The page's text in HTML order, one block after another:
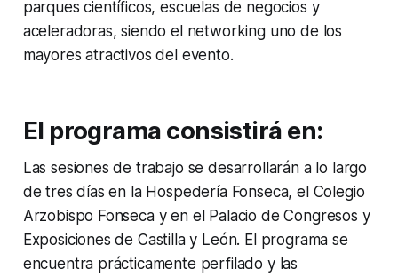
parques científicos, escuelas de negocios y
aceleradoras, siendo el networking uno de los
mayores atractivos del evento.
El programa consistirá en:
Las sesiones de trabajo se desarrollarán a lo largo
de tres días en la Hospedería Fonseca, el Colegio
Arzobispo Fonseca y en el Palacio de Congresos y
Exposiciones de Castilla y León. El programa se
encuentra prácticamente perfilado y las